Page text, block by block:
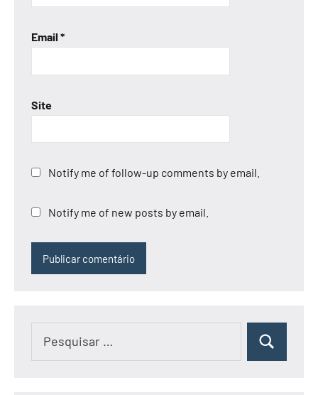
Email *
Site
Notify me of follow-up comments by email.
Notify me of new posts by email.
Pesquisar